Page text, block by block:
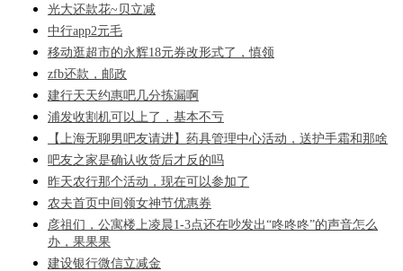
光大还款花~贝立减
中行app2元毛
移动逛超市的永辉18元券改形式了，慎领
zfb还款，邮政
建行天天约惠吧几分拣漏啊
浦发收割机可以上了，基本不亏
【上海无聊男吧友请进】药具管理中心活动，送护手霜和那啥
吧友之家是确认收货后才反的吗
昨天农行那个活动，现在可以参加了
农夫首页中间领女神节优惠券
彦祖们，公寓楼上凌晨1-3点还在吵发出“咚咚咚”的声音怎么
办，果果果
建设银行微信立减金